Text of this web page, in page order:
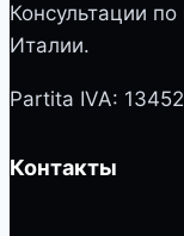
Консультации
Италии.
Partita IVA:
Контакты